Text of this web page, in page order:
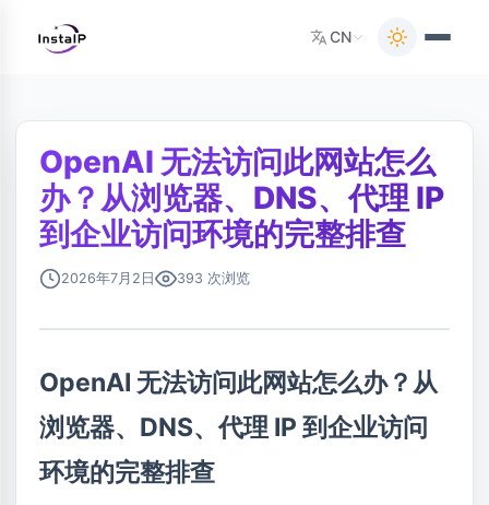
CN
OpenAI 无法访问此网站怎么
办？从浏览器、DNS、代理 IP
到企业访问环境的完整排查
2026年7月2日 393 次浏览
OpenAI 无法访问此网站怎么办？从
浏览器、DNS、代理 IP 到企业访问
环境的完整排查